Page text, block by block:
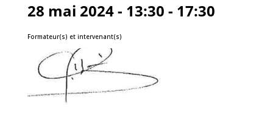
28 mai 2024 - 13:30 - 17:30
Formateur(s) et intervenant(s)